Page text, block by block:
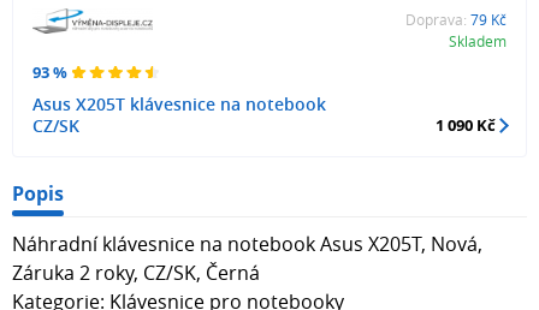
93 %
Asus X205T klávesnice na notebook
CZ/SK
Doprava: 79 Kč
Skladem
1 090 Kč
Popis
Náhradní klávesnice na notebook Asus X205T, Nová,
Záruka 2 roky, CZ/SK, Černá
Kategorie: Klávesnice pro notebooky